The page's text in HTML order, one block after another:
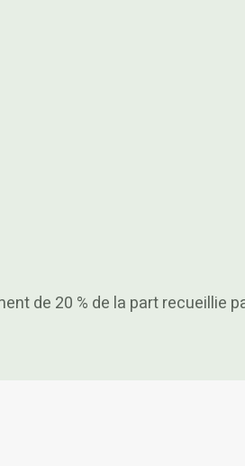
de 20 % de la part recueillie